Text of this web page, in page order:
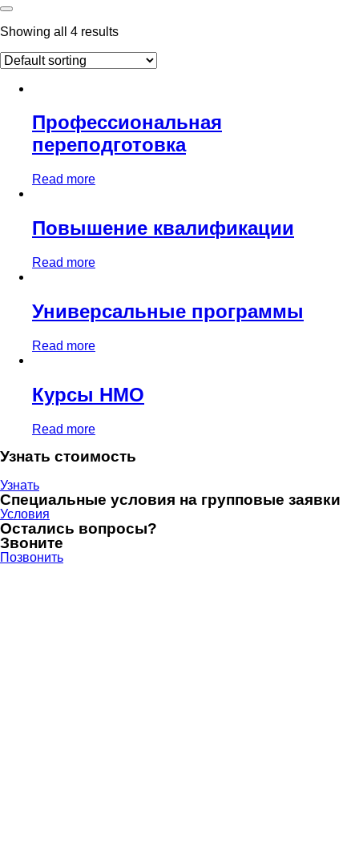
Showing all 4 results
Профессиональная
переподготовка
Read more
Повышение квалификации
Read more
Универсальные программы
Read more
Курсы НМО
Read more
Узнать стоимость
Узнать
Специальные условия на групповые заявки
Условия
Остались вопросы?
Звоните
Позвонить